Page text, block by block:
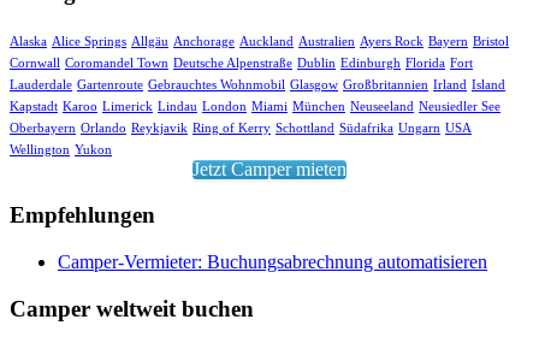
Alaska Alice Springs Allgäu Anchorage Auckland Australien Ayers Rock Bayern Bristol
Cornwall Coromandel Town Deutsche Alpenstraße Dublin Edinburgh Florida Fort
Lauderdale Gartenroute Gebrauchtes Wohnmobil Glasgow Großbritannien Irland Island
Kapstadt Karoo Limerick Lindau London Miami München Neuseeland Neusiedler See
Oberbayern Orlando Reykjavik Ring of Kerry Schottland Südafrika Ungarn USA
Wellington Yukon
Jetzt Camper mieten
Empfehlungen
Camper-Vermieter: Buchungsabrechnung automatisieren
Camper weltweit buchen